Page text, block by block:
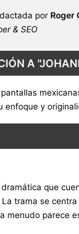
por Roger
& SEO
A
enfoque y
que
trama se
menudo parece